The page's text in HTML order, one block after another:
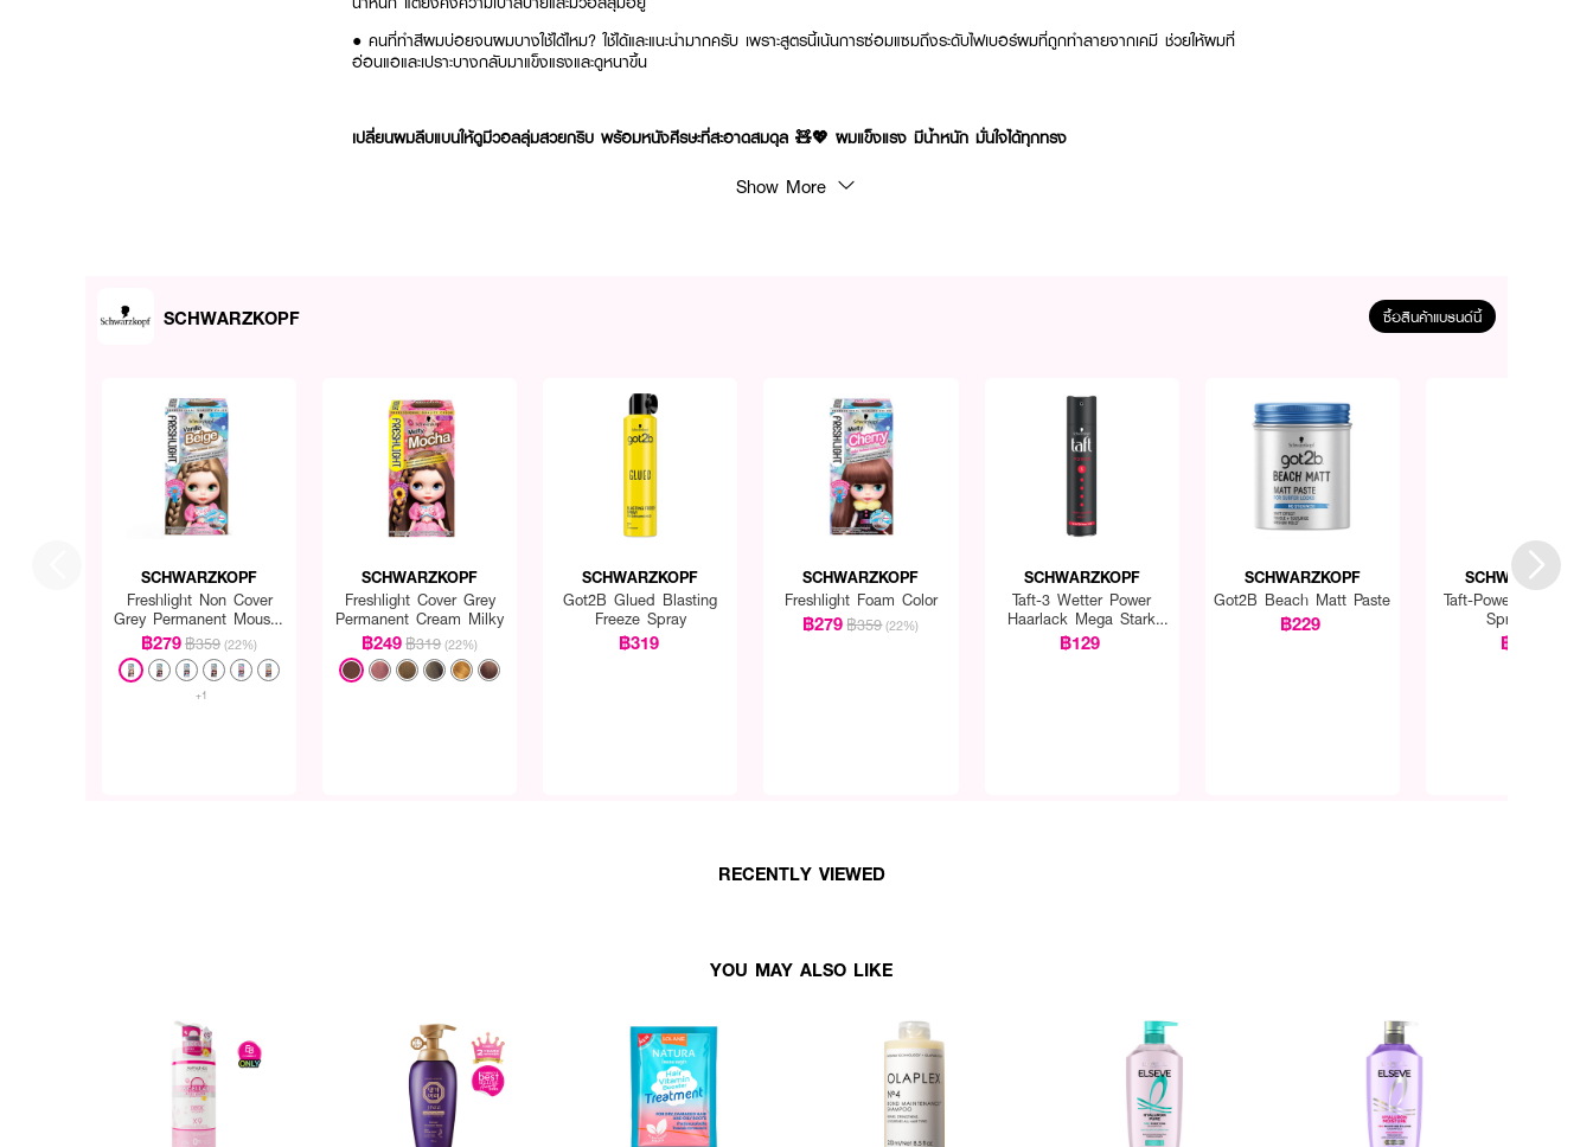
● คนที่ทำสีผมบ่อยจนผมบางใช้ได้ไหม? ใช้ได้และแนะนำมากครับ เพราะสูตรนี้เน้นการซ่อมแซมถึงระดับไฟเบอร์ผมที่ถูกทำลายจากเคมี ช่วยให้ผมที่
อ่อนแอและเปราะบางกลับมาแข็งแรงและดูหนาขึ้น
เปลี่ยนผมลีบแบนให้ดูมีวอลลุ่มสวยกริบ พร้อมหนังศีรษะที่สะอาดสมดุล 🧸💖 ผมแข็งแรง มีน้ำหนัก มั่นใจได้ทุกทรง
Show More
SCHWARZKOPF ซื้อสินค้าแบรนด์นี้
SCHWARZKOPF
Freshlight Non Cover
Grey Permanent Mousse
Reg
฿279฿359 (22%)
+1
SCHWARZKOPF
Freshlight Cover Grey
Permanent Cream Milky
฿249฿319 (22%)
SCHWARZKOPF
Got2B Glued Blasting
Freeze Spray
฿319
SCHWARZKOPF
Freshlight Foam Color
฿279฿359 (22%)
SCHWARZKOPF
Taft-3 Wetter Power
Haarlack Mega Stark
Spray (Strong)
฿129
SCHWARZKOPF
Got2B Beach Matt Paste
฿229
SCHWARZKOPF
Taft-Power Mega
Spray Gas
฿259
RECENTLY VIEWED
YOU MAY ALSO LIKE